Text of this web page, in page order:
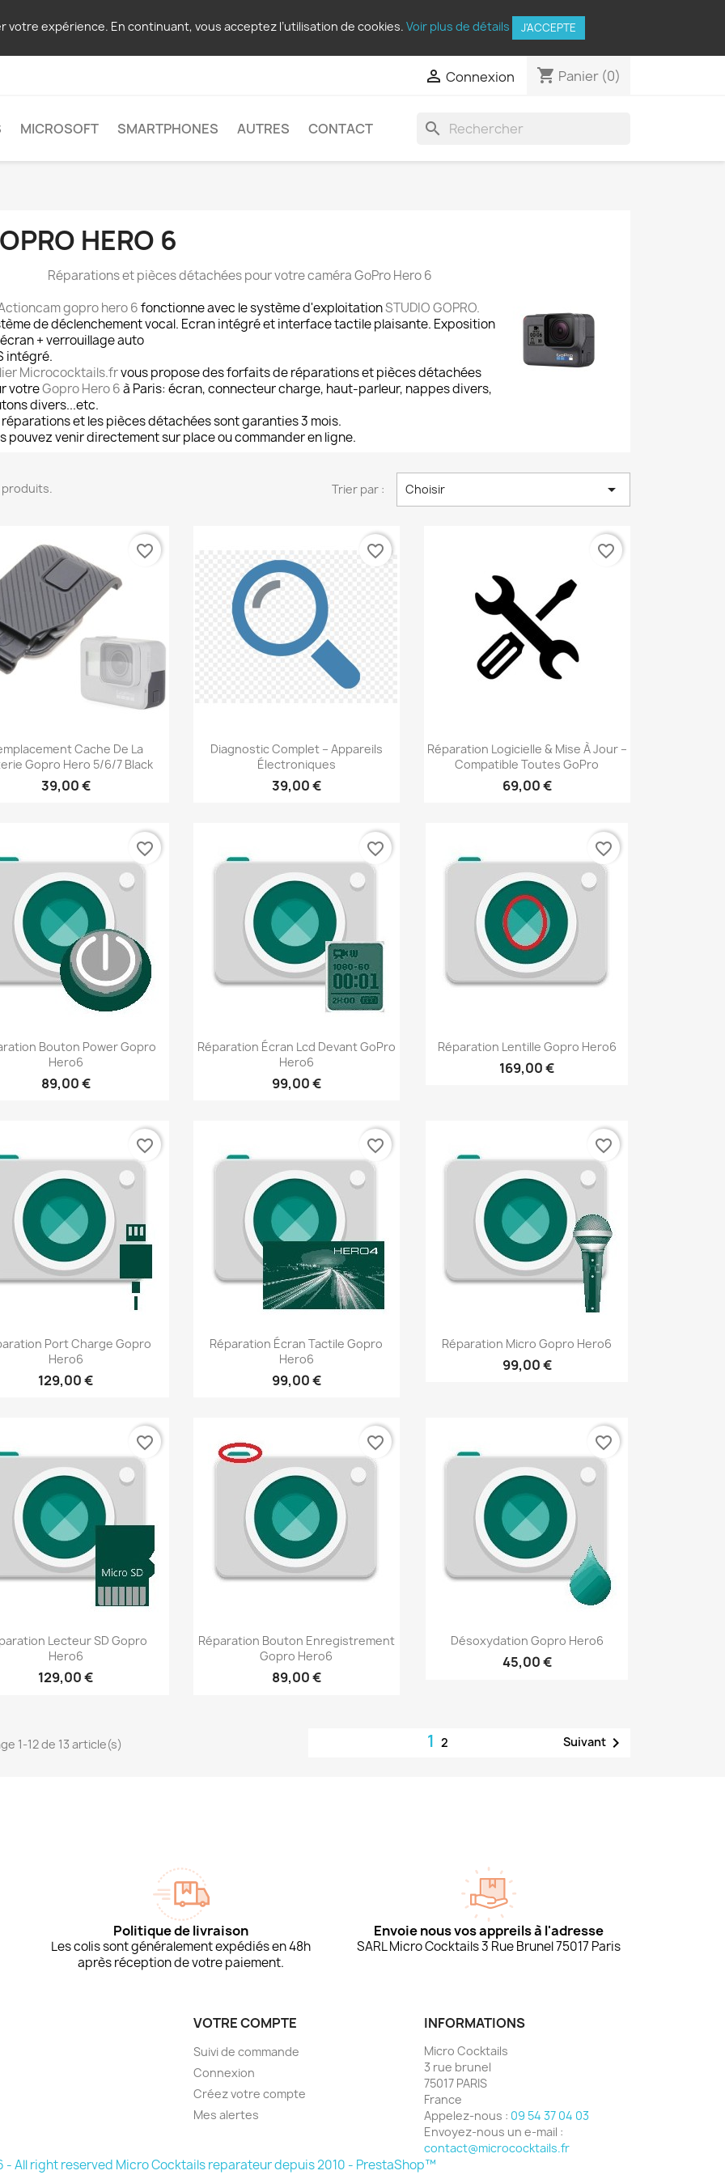
votre expérience. En continuant, vous acceptez l’utilisation de cookies. Voir plus de détails J'ACCEPTE
 Connexion shopping_cart Panier (0)
MICROSOFT SMARTPHONES AUTRES CONTACT search
HERO 6
Réparations et pièces détachées pour votre caméra GoPro Hero 6
gopro hero 6fonctionne avec le système d'exploitationSTUDIO GOPRO.
de déclenchement vocal. Ecran intégré et interface tactile plaisante. Exposition
+ verrouillage auto
intégré.
Micrococktails.frvous propose des forfaits de réparations et pièces détachées
votreGopro Hero 6à Paris: écran, connecteur charge, haut-parleur, nappes divers,
divers...etc.
réparations et les pièces détachées sont garanties 3 mois.
pouvez venir directement sur place ou commander en ligne.
produits. Trier par : Choisir 
Aperçu rapide
Cache De La
Gopro Hero 5/6/7 Black
39,00 €
favorite_border
Aperçu rapide
Diagnostic Complet – Appareils
Électroniques
39,00 €
favorite_border
 Aperçu rapide
Réparation Logicielle & Mise À Jour –
Compatible Toutes GoPro
69,00 €
favorite_border
Aperçu rapide
Bouton Power Gopro
Hero6
89,00 €
favorite_border
 Aperçu rapide
Réparation Écran Lcd Devant GoPro
Hero6
99,00 €
favorite_border
Aperçu rapide
Réparation Lentille Gopro Hero6
169,00 €
favorite_border
Aperçu rapide
Port Charge Gopro
Hero6
129,00 €
favorite_border
Aperçu rapide
Réparation Écran Tactile Gopro
Hero6
99,00 €
favorite_border
Aperçu rapide
Réparation Micro Gopro Hero6
99,00 €
favorite_border
Aperçu rapide
Lecteur SD Gopro
Hero6
129,00 €
favorite_border
 Aperçu rapide
Réparation Bouton Enregistrement
Gopro Hero6
89,00 €
favorite_border
Aperçu rapide
Désoxydation Gopro Hero6
45,00 €
favorite_border
1-12 de 13 article(s) 1 2 Suivant
Politique de livraison
Les colis sont généralement expédiés en 48h
après réception de votre paiement.
Envoie nous vos appreils à l'adresse
SARL Micro Cocktails 3 Rue Brunel 75017 Paris
VOTRE COMPTE
Suivi de commande
Connexion
Créez votre compte
Mes alertes
INFORMATIONS
Micro Cocktails
3 rue brunel
75017 PARIS
France
Appelez-nous : 09 54 37 04 03
Envoyez-nous un e-mail :
contact@micrococktails.fr
- All right reserved Micro Cocktails reparateur depuis 2010 - PrestaShop™